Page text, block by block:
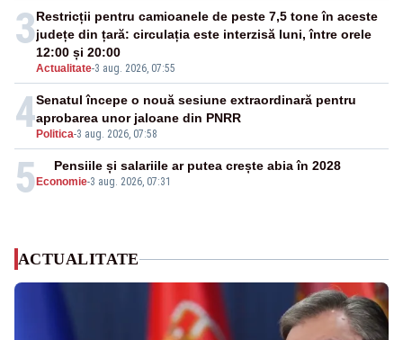
3
Actualitate-3 aug. 2026, 07:55
Restricții pentru camioanele de peste 7,5 tone în aceste
județe din țară: circulația este interzisă luni, între orele
12:00 și 20:00
4 Politica-3 aug. 2026, 07:58
Senatul începe o nouă sesiune extraordinară pentru
aprobarea unor jaloane din PNRR
5 Economie-3 aug. 2026, 07:31
Pensiile și salariile ar putea crește abia în 2028
ACTUALITATE